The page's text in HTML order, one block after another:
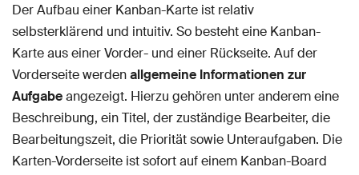
Der Aufbau einer Kanban-Karte ist relativ
selbsterklärend und intuitiv. So besteht eine Kanban-
Karte aus einer Vorder- und einer Rückseite. Auf der
Vorderseite werdenallgemeine Informationen zur
Aufgabeangezeigt. Hierzu gehören unter anderem eine
Beschreibung, ein Titel, der zuständige Bearbeiter, die
Bearbeitungszeit, die Priorität sowie Unteraufgaben. Die
Karten-Vorderseite ist sofort auf einem Kanban-Board